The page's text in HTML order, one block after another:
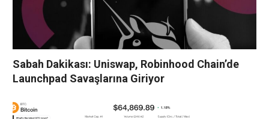
Sabah Dakikası: Uniswap, Robinhood Chain’de
Launchpad Savaşlarına Giriyor